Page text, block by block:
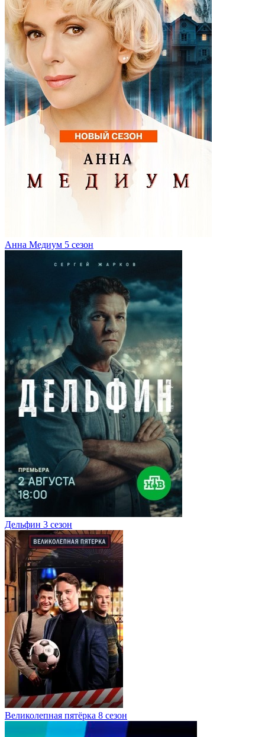
Анна Медиум 5 сезон
Дельфин 3 сезон
Великолепная пятёрка 8 сезон